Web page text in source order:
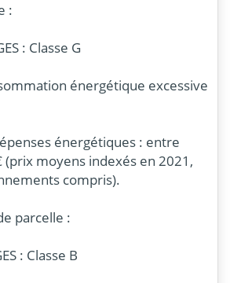
:
: Classe G
énergétique excessive
énergétiques : entre
(prix moyens indexés en 2021,
compris).
parcelle :
: Classe B